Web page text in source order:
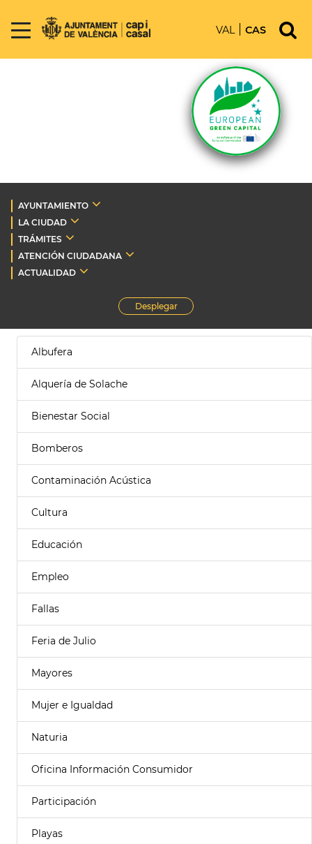
VAL CAS
AYUNTAMIENTO
LA CIUDAD
TRÁMITES
ATENCIÓN CIUDADANA
ACTUALIDAD
Desplegar
Albufera
Alquería de Solache
Bienestar Social
Bomberos
Contaminación Acústica
Cultura
Educación
Empleo
Fallas
Feria de Julio
Mayores
Mujer e Igualdad
Naturia
Oficina Información Consumidor
Participación
Playas